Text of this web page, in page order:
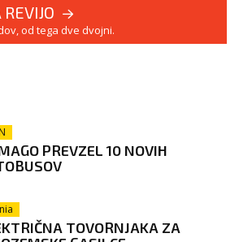
od tega dve dvojni.
PREVZEL 10 NOVIH
TOVORNJAKA ZA